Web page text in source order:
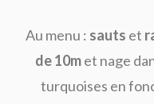
Au menu : sauts et
de 10met nage
turquoises en